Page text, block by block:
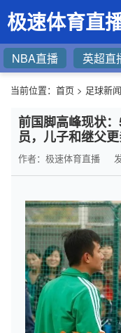
极速体育直
NBA直播 英超直
当前位置： 首页 > 足球新闻
前国脚高峰现状
员，儿子和继父
作者：极速体育直播